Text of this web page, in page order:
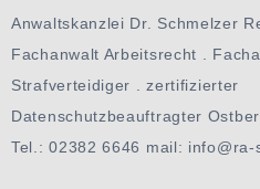
Anwaltskanzlei Dr. Schmelzer
Fachanwalt Arbeitsrecht .
Strafverteidiger . zertifizierter
Datenschutzbeauftragter
Tel.: 02382 6646 mail: info@ra-